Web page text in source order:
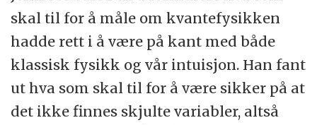
skal til for å måle om kvantefysikken
hadde rett i å være på kant med både
klassisk fysikk og vår intuisjon. Han fant
ut hva som skal til for å være sikker på at
det ikke finnes skjulte variabler, altså